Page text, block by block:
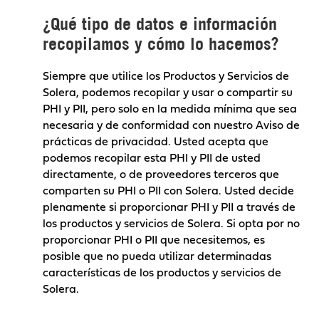
¿Qué tipo de datos e información
recopilamos y cómo lo hacemos?
Siempre que utilice los Productos y Servicios de
Solera, podemos recopilar y usar o compartir su
PHI y PII, pero solo en la medida mínima que sea
necesaria y de conformidad con nuestroAviso de
prácticas de privacidad. Usted acepta que
podemos recopilar esta PHI y PII de usted
directamente, o de proveedores terceros que
comparten su PHI o PII con Solera. Usted decide
plenamente si proporcionar PHI y PII a través de
los productos y servicios de Solera. Si opta por no
proporcionar PHI o PII que necesitemos, es
posible que no pueda utilizar determinadas
características de los productos y servicios de
Solera.